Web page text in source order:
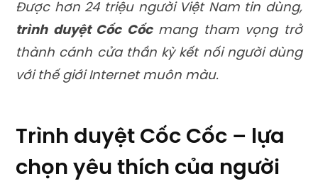
Được hơn 24 triệu người Việt Nam tin dùng,
trình duyệt Cốc Cốcmang tham vọng trở
thành cánh cửa thần kỳ kết nối người dùng
với thế giới Internet muôn màu.
Trình duyệt Cốc Cốc – lựa
chọn yêu thích của người